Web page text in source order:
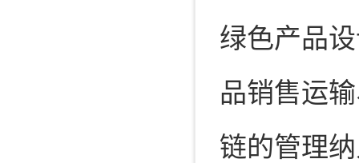
绿色产品
品销售运
链的管理